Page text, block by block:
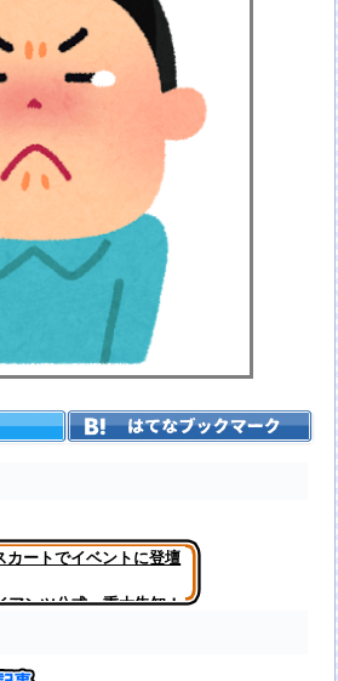
カートでイベントに登壇
アンツ公式、重大告知！